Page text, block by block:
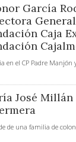
García
Caja
en el CP Padre Manjón
José Millán
de una familia de